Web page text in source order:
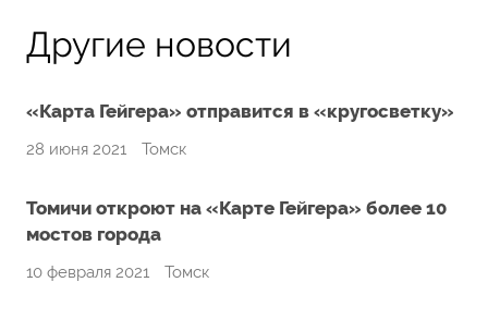
Другие новости
«Карта Гейгера» отправится в «кругосветку»
28 июня 2021 Томск
Томичи откроют на «Карте Гейгера» более 10
мостов города
10 февраля 2021 Томск